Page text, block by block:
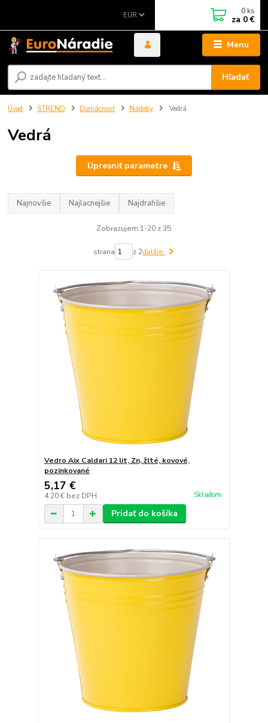
Menu
EUR
Hľadať
0 ks
za 0 €
Úvod STREND Domácnosť Nádoby Vedrá
Vedrá
Upresniť parametre
Najnovšie Najlacnejšie Najdrahšie
Zobrazujem 1-20 z 35
strana z 2ďalšie
Vedro Aix Caldari 12 lit, Zn, žlté, kovové,
pozinkované
5,17 €
4,20 € bez DPH Skladom
Pridať do košíka